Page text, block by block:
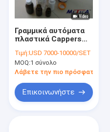
Γραμμικά αυτόματα
πλαστικά Cappers
αξόνων μηχανών
κάλυψης
μπουκαλιών
Τιμή:USD 7000-10000/SET
MOQ:1 σύνολο
Λάβετε την πιο πρόσφατη τιμή
Επικοινωνήστε